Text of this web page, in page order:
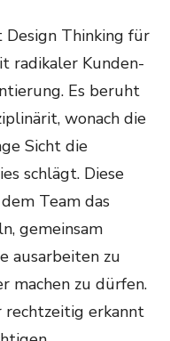
Thinking für
radikaler Kunden-
Es beruht
wonach die
Sicht die
schlägt. Diese
Team das
gemeinsam
ausarbeiten zu
machen zu dürfen.
rechtzeitig erkannt